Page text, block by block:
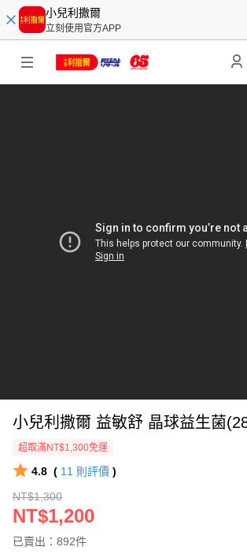
小兒利撒爾
立刻使用官方APP
小兒利撒爾 益敏舒 晶球益生菌
超取滿NT$1,300免運
4.8 ( 11 則評價 )
NT$1,300
NT$1,200
已賣出：892件